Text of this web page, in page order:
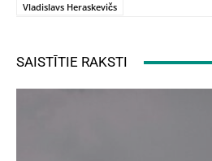
Vladislavs Heraskevičs
SAISTĪTIE RAKSTI